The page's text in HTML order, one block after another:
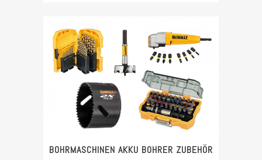
BOHRMASCHINEN AKKU BOHRER ZUBEHÖR